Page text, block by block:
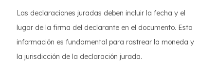
Las declaraciones juradas deben incluir la fecha y el
lugar de la firma del declarante en el documento. Esta
información es fundamental para rastrear la moneda y
la jurisdicción de la declaración jurada.